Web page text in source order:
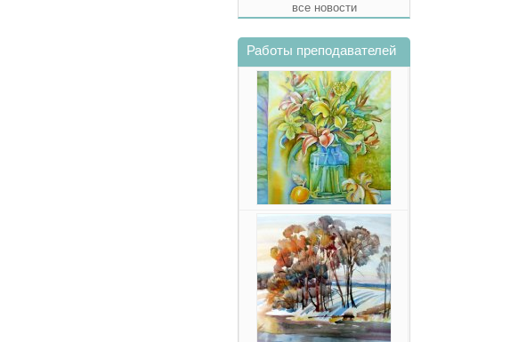
все новости
Работы преподавателей